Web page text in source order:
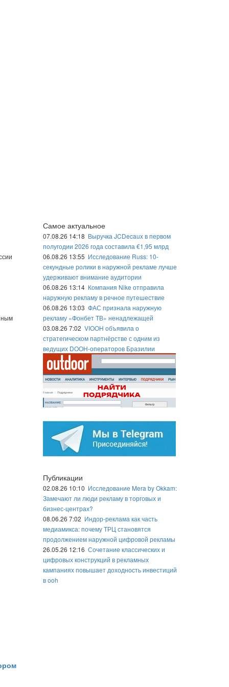
Самое актуальное
07.08.26 14:18 Выручка JCDecaux в первом
полугодии 2026 года составила €1,95 млрд
06.08.26 13:55 Исследование Russ: 10-
секундные ролики в наружной рекламе лучше
удерживают внимание аудитории
06.08.26 13:14 Компания Nike отправила
наружную рекламу в речное путешествие
06.08.26 13:03 ФАС признала наружную
рекламу «Фонбет ТВ» ненадлежащей
03.08.26 7:02 VIOOH объявила о
стратегическом партнёрстве с одним из
ведущих DOOH-операторов Бразилии
Публикации
02.08.26 10:10 Исследование Mera by Okkam:
Замечают ли люди рекламу в торговых и
бизнес-центрах?
08.06.26 7:02 Индор-реклама как часть
медиамикса: почему ТРЦ становятся
продолжением наружной цифровой рекламы
26.05.26 12:16 Сочетание классических и
цифровых конструкций в рекламных
кампаниях повышает доходность инвестиций
в ooh